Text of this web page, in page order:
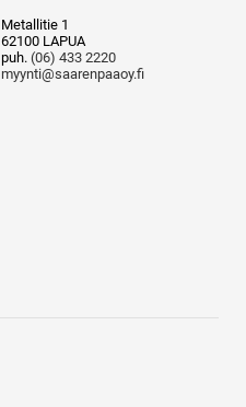
Metallitie 1
62100 LAPUA
puh. (06) 433 2220
myynti@saarenpaaoy.fi